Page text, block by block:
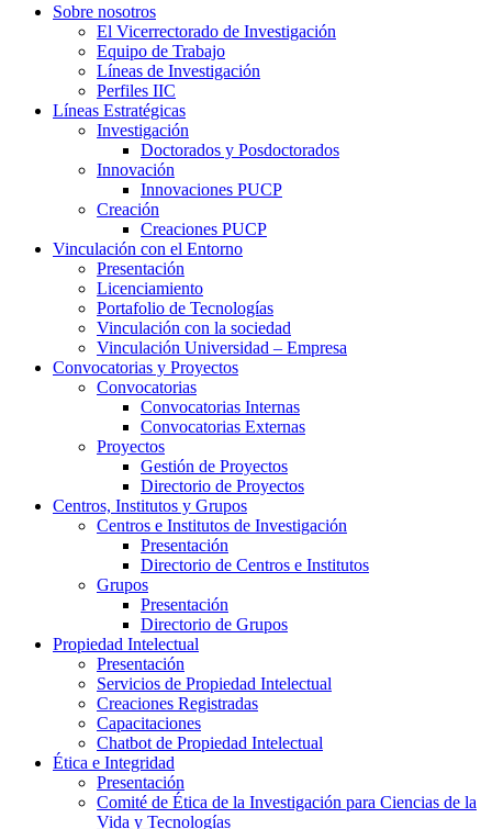
Sobre nosotros
El Vicerrectorado de Investigación
Equipo de Trabajo
Líneas de Investigación
Perfiles IIC
Líneas Estratégicas
Investigación
Doctorados y Posdoctorados
Innovación
Innovaciones PUCP
Creación
Creaciones PUCP
Vinculación con el Entorno
Presentación
Licenciamiento
Portafolio de Tecnologías
Vinculación con la sociedad
Vinculación Universidad – Empresa
Convocatorias y Proyectos
Convocatorias
Convocatorias Internas
Convocatorias Externas
Proyectos
Gestión de Proyectos
Directorio de Proyectos
Centros, Institutos y Grupos
Centros e Institutos de Investigación
Presentación
Directorio de Centros e Institutos
Grupos
Presentación
Directorio de Grupos
Propiedad Intelectual
Presentación
Servicios de Propiedad Intelectual
Creaciones Registradas
Capacitaciones
Chatbot de Propiedad Intelectual
Ética e Integridad
Presentación
Comité de Ética de la Investigación para Ciencias de la
Vida y Tecnologías